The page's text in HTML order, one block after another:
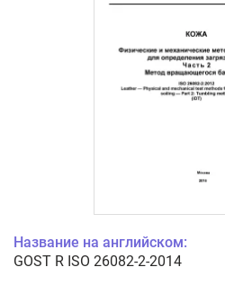
Название на английском:
GOST R ISO 26082-2-2014